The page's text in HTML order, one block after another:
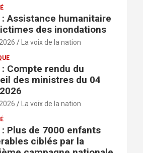
: Assistance humanitaire
des inondations
La voix de la nation
: Compte rendu du
des ministres du 04
La voix de la nation
: Plus de 7000 enfants
ciblés par la